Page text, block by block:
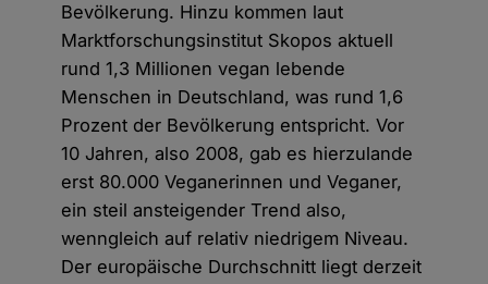
Bevölkerung. Hinzu kommen laut
Marktforschungsinstitut Skopos aktuell
rund 1,3 Millionen vegan lebende
Menschen in Deutschland, was rund 1,6
Prozent der Bevölkerung entspricht. Vor
10 Jahren, also 2008, gab es hierzulande
erst 80.000 Veganerinnen und Veganer,
ein steil ansteigender Trend also,
wenngleich auf relativ niedrigem Niveau.
Der europäische Durchschnitt liegt derzeit